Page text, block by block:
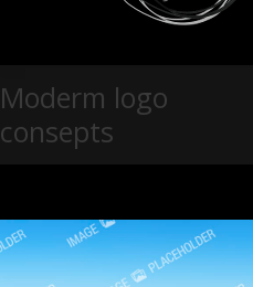
Moderm logo
consepts